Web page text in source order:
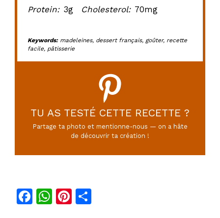
Protein: 3g Cholesterol: 70mg
Keywords:madeleines, dessert français, goûter, recette
facile, pâtisserie
TU AS TESTÉ CETTE RECETTE ?
Partage ta photo et mentionne-nous — on a hâte
de découvrir ta création !
F
W Pi